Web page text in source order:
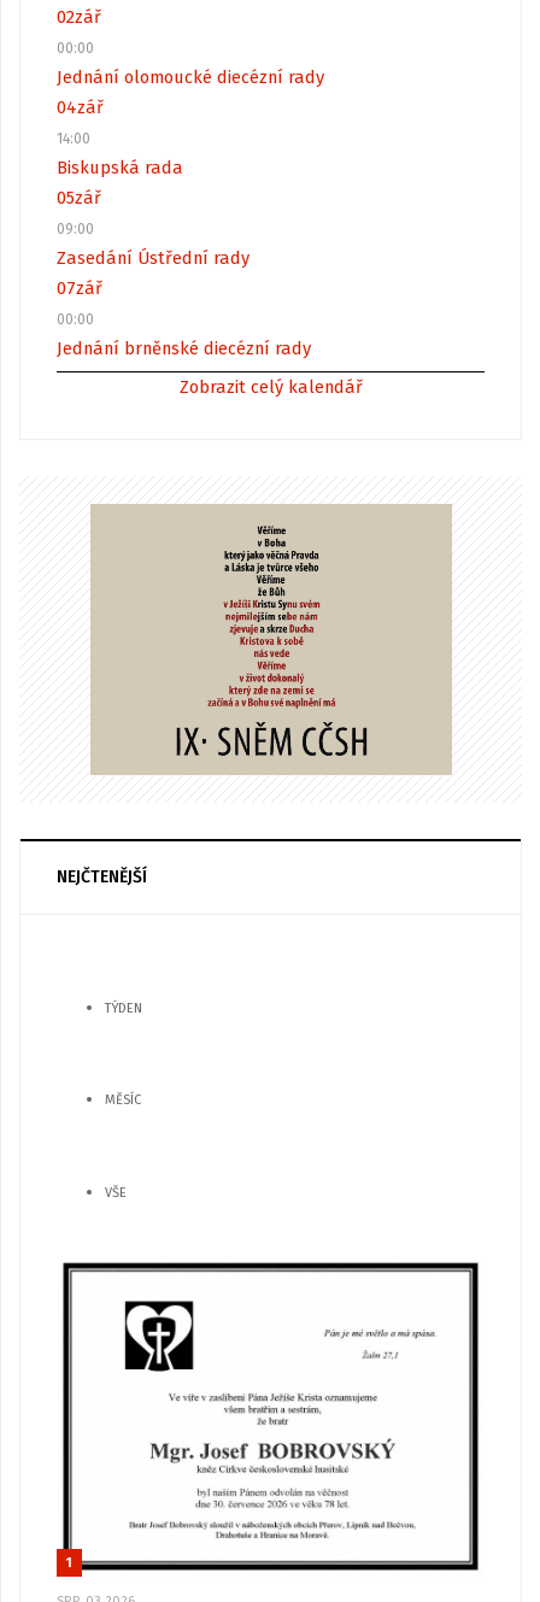
02zář
00:00
Jednání olomoucké diecézní rady
04zář
14:00
Biskupská rada
05zář
09:00
Zasedání Ústřední rady
07zář
00:00
Jednání brněnské diecézní rady
Zobrazit celý kalendář
NEJČTENĚJŠÍ
TÝDEN
MĚSÍC
VŠE
1